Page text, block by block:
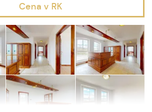
Cena v RK